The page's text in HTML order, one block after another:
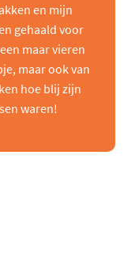
en mijn
gehaald voor
maar vieren
maar ook van
hoe blij zijn
waren!